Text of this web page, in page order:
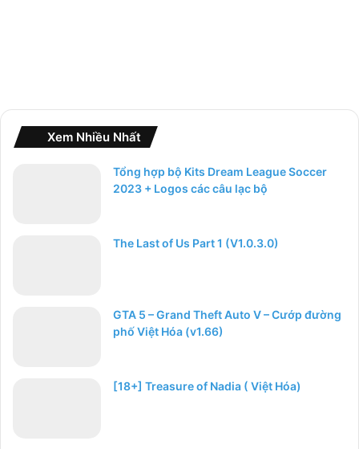
Xem Nhiều Nhất
Tổng hợp bộ Kits Dream League Soccer
2023 + Logos các câu lạc bộ
The Last of Us Part 1 (V1.0.3.0)
GTA 5 – Grand Theft Auto V – Cướp đường
phố Việt Hóa (v1.66)
[18+] Treasure of Nadia ( Việt Hóa)